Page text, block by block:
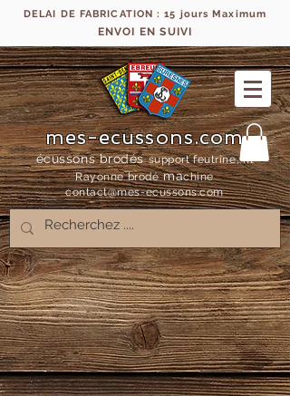
DELAI DE FABRICATION : 15 jours Maximum
ENVOI EN SUIVI
mes-ecussons.com
écussons brodés support feutrine, fil
Rayonne brodémachine
contact@mes-ecussons.com